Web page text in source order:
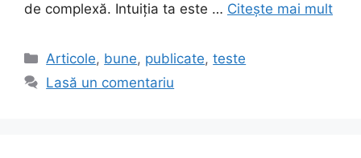
de complexă. Intuiția ta este … Citește mai mult
Categorii
Articole, bune, publicate,teste
Lasă un comentariu